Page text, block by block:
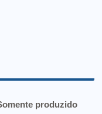
produzido